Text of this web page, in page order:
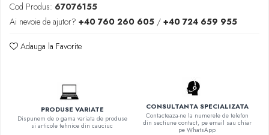
Cod Produs: 67076155
Ai nevoie de ajutor? +40 760 260 605 / +40 724 659 955
Adauga la Favorite
PRODUSE VARIATE
Dispunem de o gama variata de produse
si articole tehnice din cauciuc
CONSULTANTA SPECIALIZATA
Contacteaza-ne la numerele de telefon
din sectiune contact, pe email sau chiar
pe WhatsApp